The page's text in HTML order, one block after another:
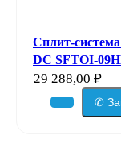
Сплит-
DC SFTOI-
29 288,00 ₽
✆